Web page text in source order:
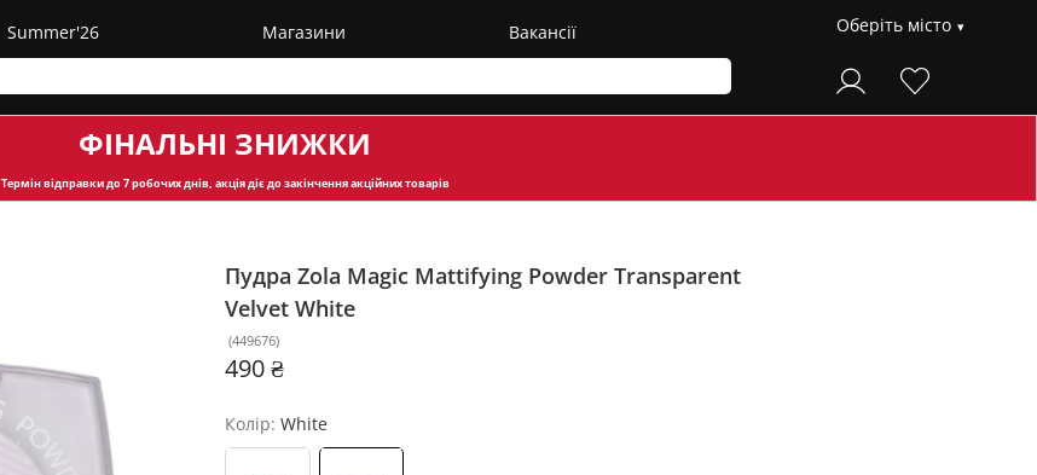
Summer'26 Магазини Вакансії Оберіть місто
ФІНАЛЬНІ ЗНИЖКИ
Термін відправкидо 7 робочих днів, акція діє до закінчення акційних товарів
Пудра Zola Magic Mattifying Powder Transparent
Velvet White
(449676)
490 ₴
Колір: White